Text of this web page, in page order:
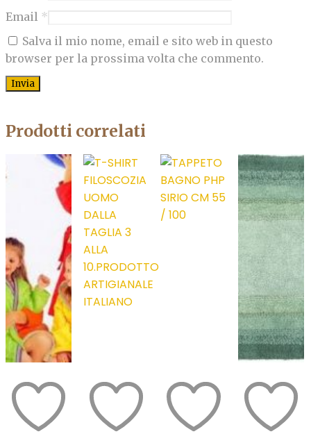
Email *
Salva il mio nome, email e sito web in questo
browser per la prossima volta che commento.
Prodotti correlati